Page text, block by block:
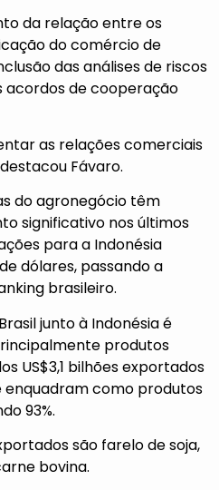
da relação entre os
do comércio de
das análises de riscos
acordos de cooperação
as relações comerciais
Fávaro.
do agronegócio têm
significativo nos últimos
para a Indonésia
dólares, passando a
brasileiro.
junto à Indonésia é
produtos
US$3,1 bilhões exportados
enquadram como produtos
93%.
são farelo de soja,
bovina.